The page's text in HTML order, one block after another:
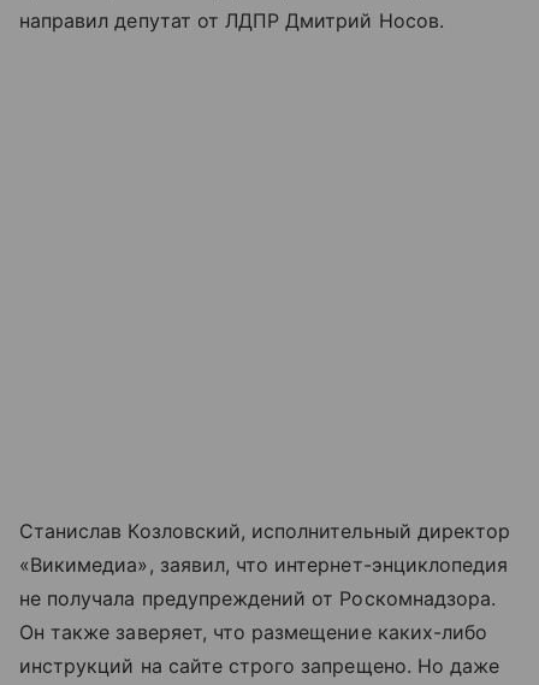
направил депутат от ЛДПР Дмитрий Носов.
Станислав Козловский, исполнительный директор
«Викимедиа», заявил, что интернет-энциклопедия
не получала предупреждений от Роскомнадзора.
Он также заверяет, что размещение каких-либо
инструкций на сайте строго запрещено. Но даже